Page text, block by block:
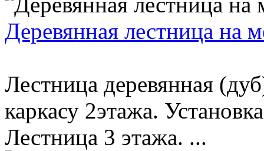
Деревянная лестница на
Лестница деревянная
каркасу 2этажа.
Лестница 3 этажа. ...